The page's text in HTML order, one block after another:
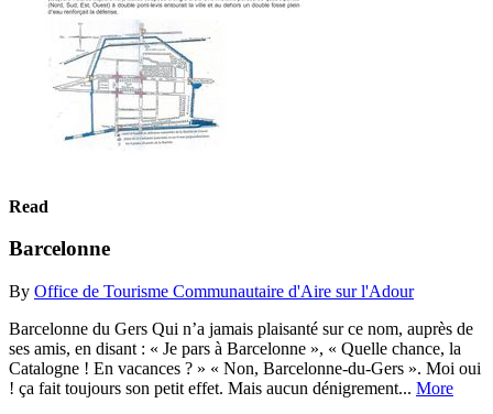
Read
Barcelonne
By Office de Tourisme Communautaire d'Aire sur l'Adour
Barcelonne du Gers Qui n’a jamais plaisanté sur ce nom, auprès de
ses amis, en disant : « Je pars à Barcelonne », « Quelle chance, la
Catalogne ! En vacances ? » « Non, Barcelonne-du-Gers ». Moi oui
! ça fait toujours son petit effet. Mais aucun dénigrement... More